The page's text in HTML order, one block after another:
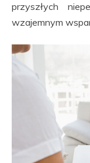
przyszłych
wzajemnym